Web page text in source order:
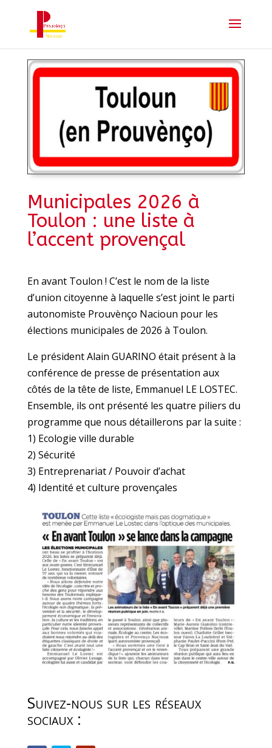
Municipales 2026 à
Toulon : une liste à
l’accent provençal
En avant Toulon ! C’est le nom de la liste
d’union citoyenne à laquelle s’est joint le parti
autonomiste Prouvènço Nacioun pour les
élections municipales de 2026 à Toulon.
Le président Alain GUARINO était présent à la
conférence de presse de présentation aux
côtés de la tête de liste, Emmanuel LE LOSTEC.
Ensemble, ils ont présenté les quatre piliers du
programme que nous détaillerons par la suite :
1) Ecologie ville durable
2) Sécurité
3) Entreprenariat / Pouvoir d’achat
4) Identité et culture provençales
Suivez-nous sur les réseaux
sociaux :